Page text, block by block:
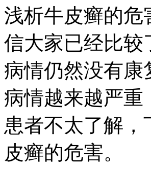
浅析牛皮癣的危
信大家已经比较
病情仍然没有
病情越来越严
患者不太了解，
皮癣的危害。